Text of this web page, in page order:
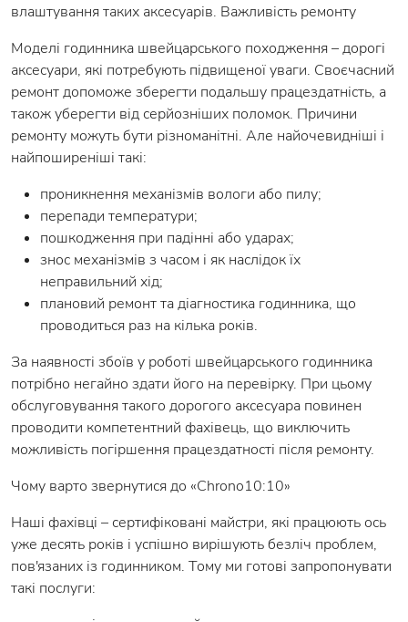
влаштування таких аксесуарів. Важливість ремонту
Моделі годинника швейцарського походження – дорогі
аксесуари, які потребують підвищеної уваги. Своєчасний
ремонт допоможе зберегти подальшу працездатність, а
також уберегти від серйозніших поломок. Причини
ремонту можуть бути різноманітні. Але найочевидніші і
найпоширеніші такі:
проникнення механізмів вологи або пилу;
перепади температури;
пошкодження при падінні або ударах;
знос механізмів з часом і як наслідок їх
неправильний хід;
плановий ремонт та діагностика годинника, що
проводиться раз на кілька років.
За наявності збоїв у роботі швейцарського годинника
потрібно негайно здати його на перевірку. При цьому
обслуговування такого дорогого аксесуара повинен
проводити компетентний фахівець, що виключить
можливість погіршення працездатності після ремонту.
Чому варто звернутися до «Chrono10:10»
Наші фахівці – сертифіковані майстри, які працюють ось
уже десять років і успішно вирішують безліч проблем,
пов'язаних із годинником. Тому ми готові запропонувати
такі послуги: